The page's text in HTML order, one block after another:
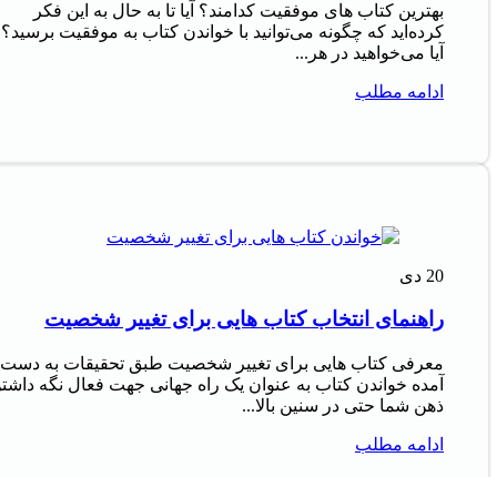
بهترین کتاب های موفقیت کدامند؟ آیا تا به حال به این فکر
کرده‌اید که چگونه می‌توانید با خواندن کتاب به موفقیت برسید؟
آیا می‌خواهید در هر...
ادامه مطلب
20 دی
راهنمای انتخاب کتاب هایی برای تغییر شخصیت
معرفی کتاب هایی برای تغییر شخصیت طبق تحقیقات به دست
آمده خواندن کتاب به عنوان یک راه جهانی جهت فعال نگه
ذهن شما حتی در سنین بالا...
ادامه مطلب